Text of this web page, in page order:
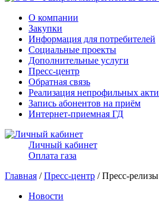
О компании
Закупки
Информация для потребителей
Социальные проекты
Дополнительные услуги
Пресс-центр
Обратная связь
Реализация непрофильных
Запись абонентов на приём
Интернет-приемная ГД
Личный кабинет
Оплата газа
Главная /Пресс-центр / Пресс-релизы
Новости